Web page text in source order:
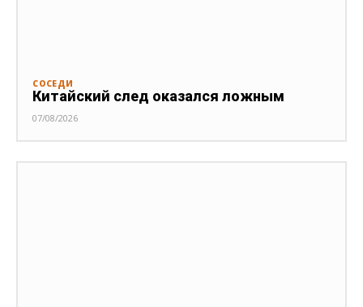
СОСЕДИ
Китайский след оказался ложным
07/08/2026